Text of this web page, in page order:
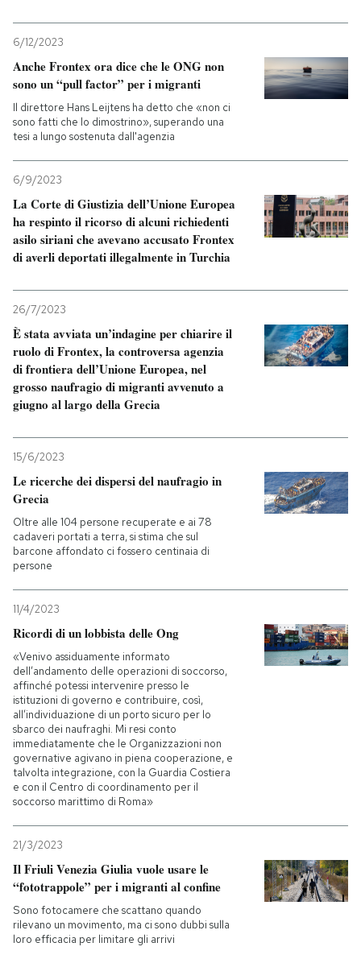
6/12/2023
Anche Frontex ora dice che le ONG non
sono un “pull factor” per i migranti
Il direttore Hans Leijtens ha detto che «non ci
sono fatti che lo dimostrino», superando una
tesi a lungo sostenuta dall'agenzia
6/9/2023
La Corte di Giustizia dell’Unione Europea
ha respinto il ricorso di alcuni richiedenti
asilo siriani che avevano accusato Frontex
di averli deportati illegalmente in Turchia
26/7/2023
È stata avviata un’indagine per chiarire il
ruolo di Frontex, la controversa agenzia
di frontiera dell’Unione Europea, nel
grosso naufragio di migranti avvenuto a
giugno al largo della Grecia
15/6/2023
Le ricerche dei dispersi del naufragio in
Grecia
Oltre alle 104 persone recuperate e ai 78
cadaveri portati a terra, si stima che sul
barcone affondato ci fossero centinaia di
persone
11/4/2023
Ricordi di un lobbista delle Ong
«Venivo assiduamente informato
dell’andamento delle operazioni di soccorso,
affinché potessi intervenire presso le
istituzioni di governo e contribuire, così,
all’individuazione di un porto sicuro per lo
sbarco dei naufraghi. Mi resi conto
immediatamente che le Organizzazioni non
governative agivano in piena cooperazione, e
talvolta integrazione, con la Guardia Costiera
e con il Centro di coordinamento per il
soccorso marittimo di Roma»
21/3/2023
Il Friuli Venezia Giulia vuole usare le
“fototrappole” per i migranti al confine
Sono fotocamere che scattano quando
rilevano un movimento, ma ci sono dubbi sulla
loro efficacia per limitare gli arrivi